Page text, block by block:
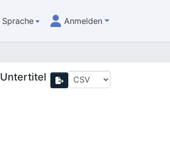
Sprache Anmelden
Untertitel